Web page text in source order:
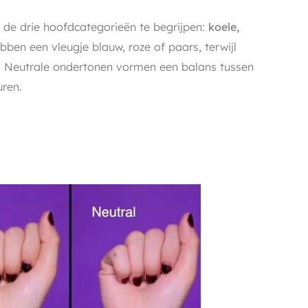
drie hoofdcategorieën te begrijpen: koele,
een vleugje blauw, roze of paars, terwijl
ondertonen vormen een balans tussen